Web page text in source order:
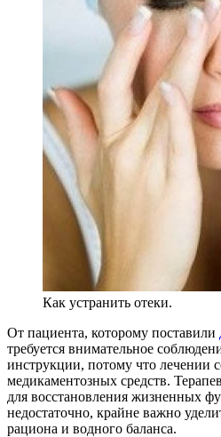
Как устранить отеки.
От пациента, которому поставили
требуется внимательное
инструкции, потому что лечении
медикаментозных средств.
для восстановления жизненных
недостаточно, крайне важно
рациона и водного баланса.